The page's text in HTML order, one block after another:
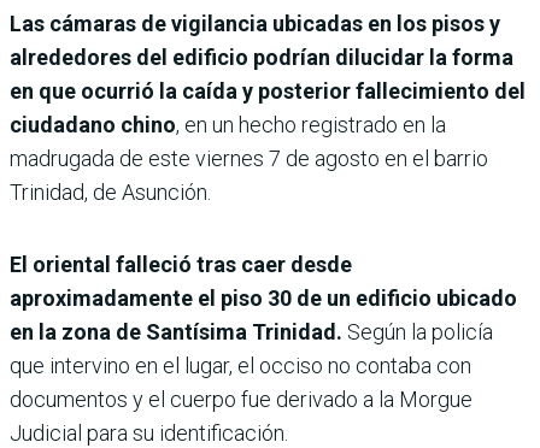
Las cámaras de vigilancia ubicadas en los pisos y
alrededores del edificio podrían dilucidar la forma
en que ocurrió la caída y posterior fallecimiento del
ciudadano chino, en un hecho registrado en la
madrugada de este viernes 7 de agosto en el barrio
Trinidad, de Asunción.
El oriental falleció tras caer desde
aproximadamente el piso 30 de un edificio ubicado
en la zona de Santísima Trinidad. Según la policía
que intervino en el lugar, el occiso no contaba con
documentos y el cuerpo fue derivado a la Morgue
Judicial para su identificación.